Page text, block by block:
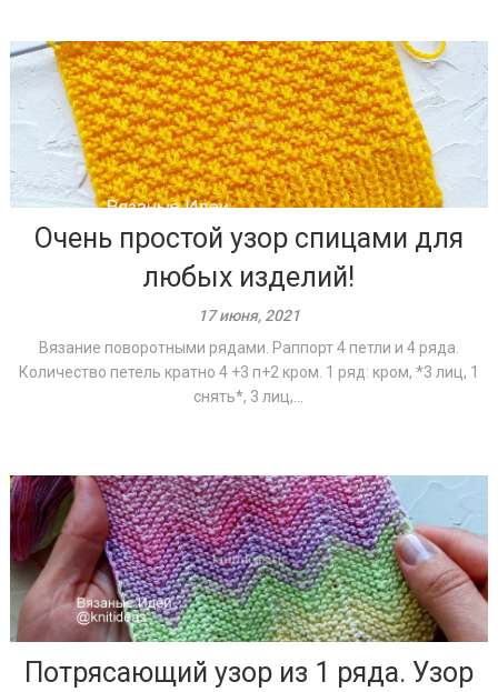
Очень простой узор спицами для
любых изделий!
17 июня, 2021
Вязание поворотными рядами. Раппорт 4 петли и 4 ряда.
Количество петель кратно 4 +3 п+2 кром. 1 ряд: кром, *3 лиц, 1
снять*, 3 лиц,...
Потрясающий узор из 1 ряда. Узор